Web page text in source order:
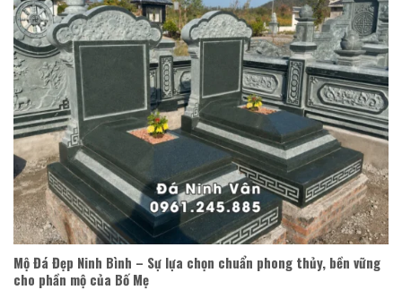
Mộ Đá Đẹp Ninh Bình – Sự lựa chọn chuẩn phong thủy, bền vững
cho phần mộ của Bố Mẹ